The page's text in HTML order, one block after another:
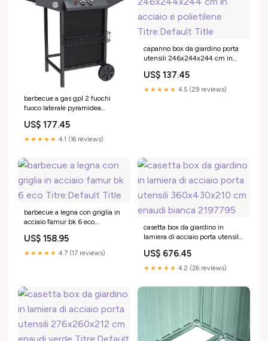
barbecue a gas gpl 2 fuochi
fuoco laterale pyramidea
US$ 177.45
★★★★★ 4.1 (16 reviews)
capanno box da giardino porta
utensili 246x244x244 cm in
Titre:Default Title
US$ 137.45
★★★★★ 4.5 (29 reviews)
barbecue a legna con griglia in
acciaio famur bk 6 eco
US$ 158.95
★★★★★ 4.7 (17 reviews)
casetta box da giardino in
lamiera di acciaio porta utensili
bianca 2197795
US$ 676.45
★★★★★ 4.2 (26 reviews)